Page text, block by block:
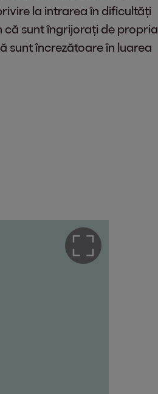
la intrarea în dificultăți
că sunt îngrijorați de propria
sunt încrezătoare în luarea